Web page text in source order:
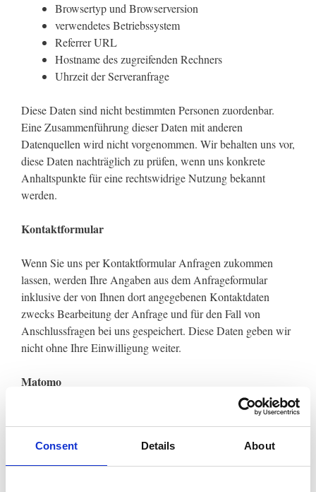
Consent Details About
Browsertyp und Browserversion
verwendetes Betriebssystem
Referrer URL
Hostname des zugreifenden Rechners
Uhrzeit der Serveranfrage
Diese Daten sind nicht bestimmten Personen zuordenbar.
Eine Zusammenführung dieser Daten mit anderen
Datenquellen wird nicht vorgenommen. Wir behalten uns vor,
diese Daten nachträglich zu prüfen, wenn uns konkrete
Anhaltspunkte für eine rechtswidrige Nutzung bekannt
werden.
Kontaktformular
Wenn Sie uns per Kontaktformular Anfragen zukommen
lassen, werden Ihre Angaben aus dem Anfrageformular
inklusive der von Ihnen dort angegebenen Kontaktdaten
zwecks Bearbeitung der Anfrage und für den Fall von
Anschlussfragen bei uns gespeichert. Diese Daten geben wir
nicht ohne Ihre Einwilligung weiter.
Matomo
Diese Website benutzt den Open Source Webanalysedienst
sind Textdateien, die auf Ihrem Computer gespeichert werden
und die eine Analyse der Benutzung der Website durch Sie